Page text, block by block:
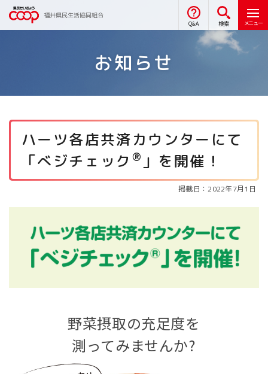
福井県民生活協同組合
Q&A 検索 メニュー
お知らせ
ハーツ各店共済カウンターにて
「べジチェック ® 」を開催！
掲載日：2022年7月1日
野菜摂取の充足度を
測ってみませんか?